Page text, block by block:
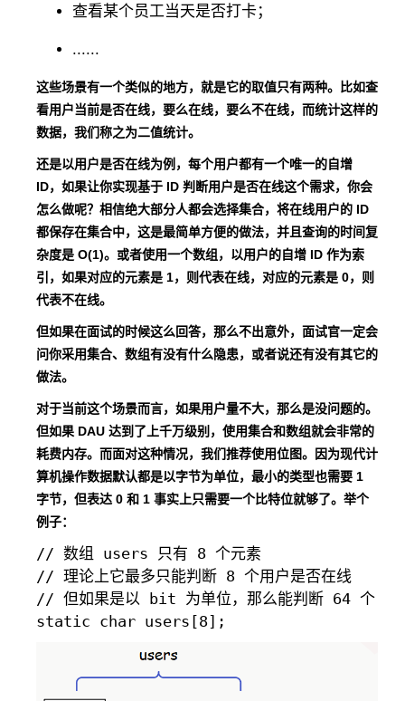
查看某个员工当天是否打卡；
......
这些场景有一个类似的地方，就是它的取值只有两种。比如查
看用户当前是否在线，要么在线，要么不在线，而统计这样的
数据，我们称之为二值统计。
还是以用户是否在线为例，每个用户都有一个唯一的自增
ID，如果让你实现基于 ID 判断用户是否在线这个需求，你会
怎么做呢？相信绝大部分人都会选择集合，将在线用户的 ID
都保存在集合中，这是最简单方便的做法，并且查询的时间复
杂度是 O(1)。或者使用一个数组，以用户的自增 ID 作为索
引，如果对应的元素是 1，则代表在线，对应的元素是 0，则
代表不在线。
但如果在面试的时候这么回答，那么不出意外，面试官一定会
问你采用集合、数组有没有什么隐患，或者说还有没有其它的
做法。
对于当前这个场景而言，如果用户量不大，那么是没问题的。
但如果 DAU 达到了上千万级别，使用集合和数组就会非常的
耗费内存。而面对这种情况，我们推荐使用位图。因为现代计
算机操作数据默认都是以字节为单位，最小的类型也需要 1
字节，但表达 0 和 1 事实上只需要一个比特位就够了。举个
例子：
// 数组 users 只有 8 个元素
// 理论上它最多只能判断 8 个用户是否在线
// 但如果是以 bit 为单位，那么能判断 64 个